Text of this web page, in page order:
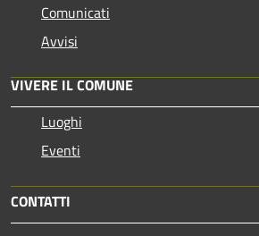
Comunicati
Avvisi
VIVERE IL COMUNE
Luoghi
Eventi
CONTATTI